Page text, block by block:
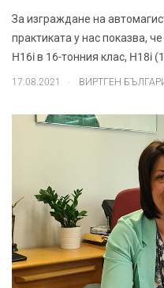
За изграждане на
практиката у нас показва,
H16i в 16-тонния клас, H18i
17.08.2021 . ВИРТГЕН